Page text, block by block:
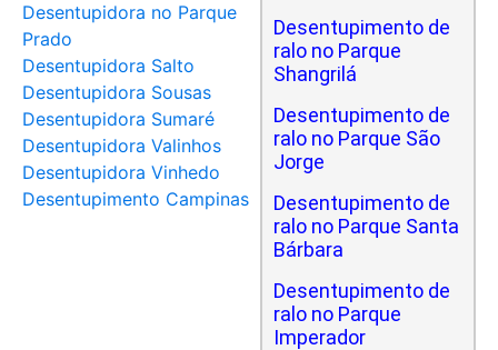
Desentupidora no Parque
Prado
Desentupidora Salto
Desentupidora Sousas
Desentupidora Sumaré
Desentupidora Valinhos
Desentupidora Vinhedo
Desentupimento Campinas
Desentupimento de
ralo no Parque
Shangrilá
Desentupimento de
ralo no Parque São
Jorge
Desentupimento de
ralo no Parque Santa
Bárbara
Desentupimento de
ralo no Parque
Imperador